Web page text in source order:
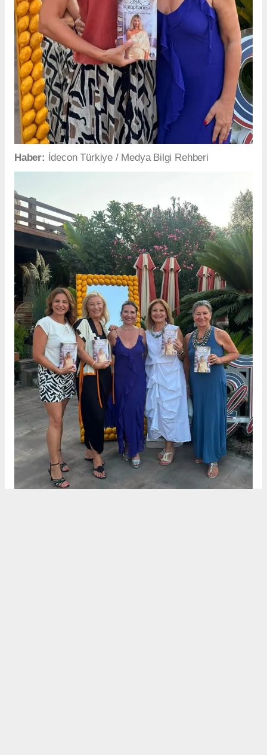
Haber: İdecon Türkiye / Medya Bilgi Rehberi